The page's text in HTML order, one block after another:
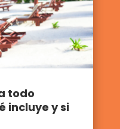
todo
incluye y si